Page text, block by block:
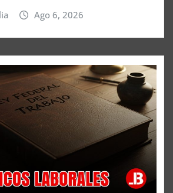
Ago 6, 2026